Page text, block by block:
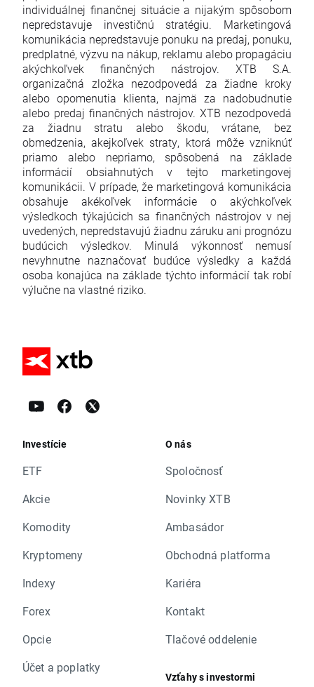
individuálnej finančnej situácie a nijakým spôsobom
nepredstavuje investičnú stratégiu. Marketingová
komunikácia nepredstavuje ponuku na predaj, ponuku,
predplatné, výzvu na nákup, reklamu alebo propagáciu
akýchkoľvek finančných nástrojov. XTB S.A.
organizačná zložka nezodpovedá za žiadne kroky
alebo opomenutia klienta, najmä za nadobudnutie
alebo predaj finančných nástrojov. XTB nezodpovedá
za žiadnu stratu alebo škodu, vrátane, bez
obmedzenia, akejkoľvek straty, ktorá môže vzniknúť
priamo alebo nepriamo, spôsobená na základe
informácií obsiahnutých v tejto marketingovej
komunikácii. V prípade, že marketingová komunikácia
obsahuje akékoľvek informácie o akýchkoľvek
výsledkoch týkajúcich sa finančných nástrojov v nej
uvedených, nepredstavujú žiadnu záruku ani prognózu
budúcich výsledkov. Minulá výkonnosť nemusí
nevyhnutne naznačovať budúce výsledky a každá
osoba konajúca na základe týchto informácií tak robí
výlučne na vlastné riziko.
Investície
ETF
Akcie
Komodity
Kryptomeny
Indexy
Forex
Opcie
Účet a poplatky
O nás
Spoločnosť
Novinky XTB
Ambasádor
Obchodná platforma
Kariéra
Kontakt
Tlačové oddelenie
Vzťahy s investormi